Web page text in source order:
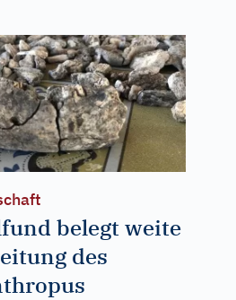
belegt weite
des